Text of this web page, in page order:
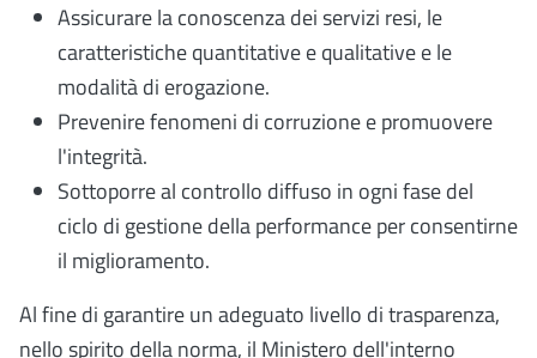
Assicurare la conoscenza dei servizi resi, le
caratteristiche quantitative e qualitative e le
modalità di erogazione.
Prevenire fenomeni di corruzione e promuovere
l'integrità.
Sottoporre al controllo diffuso in ogni fase del
ciclo di gestione della performance per consentirne
il miglioramento.
Al fine di garantire un adeguato livello di trasparenza,
nello spirito della norma, il Ministero dell'interno